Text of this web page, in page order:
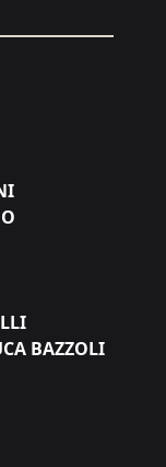
BAZZOLI